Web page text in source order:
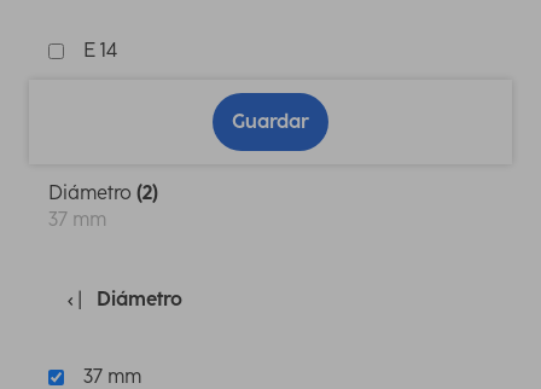
E 14
Guardar
Diámetro (2)
37 mm
Diámetro
37 mm